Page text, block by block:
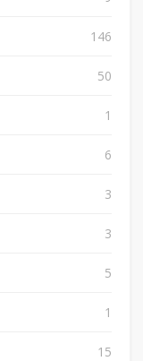
146
50
1
6
3
3
5
1
15